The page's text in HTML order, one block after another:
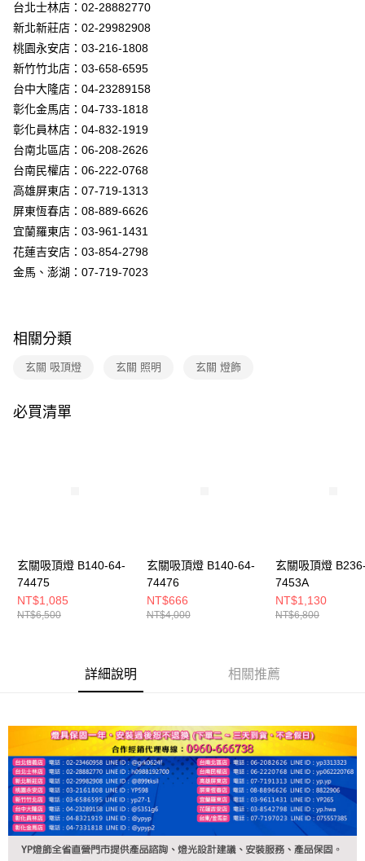
Google Pay
全盈+PAY
AFTEE先享後付
相關說明
【關於「AFTEE先享後付」】
AFTEE先享後付是「在收到商品之後才付款」的支付方式。 讓您購物簡單
便利好安心！
１．簡單：不需註冊會員、不需綁卡、不需儲值。
３．安心：先確認商品／服務後，再付款。
【「AFTEE先享後付」結帳流程】
１．於結帳方式選擇「AFTEE先享後付」後，將跳轉至「AFTEE先享後付」
結帳頁面，進行簡訊認證並確認金額後，即可完成結帳。
２．訂單成立數日內，您將收到繳費通知簡訊。
後付繳納相關費用。
是否繳費成功／繳費後需取消欲退款等相關疑問，請聯繫「AFTEE先享後付
【注意事項】
時審查核予不同之上限額度；若仍有額度不足之情形，本公司將視審查結果
請求用戶進行身份認證。
恩沛科技股份有限公司將有權停止該用戶之使用額度並採取法律行動。
ATM付款
運送方式
新竹貨運宅配
台北士林店：02-28882770
新北新莊店：02-29982908
桃園永安店：03-216-1808
新竹竹北店：03-658-6595
台中大隆店：04-23289158
彰化金馬店：04-733-1818
彰化員林店：04-832-1919
台南北區店：06-208-2626
台南民權店：06-222-0768
高雄屏東店：07-719-1313
屏東恆春店：08-889-6626
宜蘭羅東店：03-961-1431
花蓮吉安店：03-854-2798
金馬、澎湖：07-719-7023
相關分類
玄關 吸頂燈 玄關 照明 玄關 燈飾
必買清單
玄關吸頂燈 B140-64-
74475
NT$1,085
NT$6,500
玄關吸頂燈 B140-64-
74476
NT$666
NT$4,000
玄關吸頂燈
7453A
NT$1,130
NT$6,800
詳細說明 相關推薦